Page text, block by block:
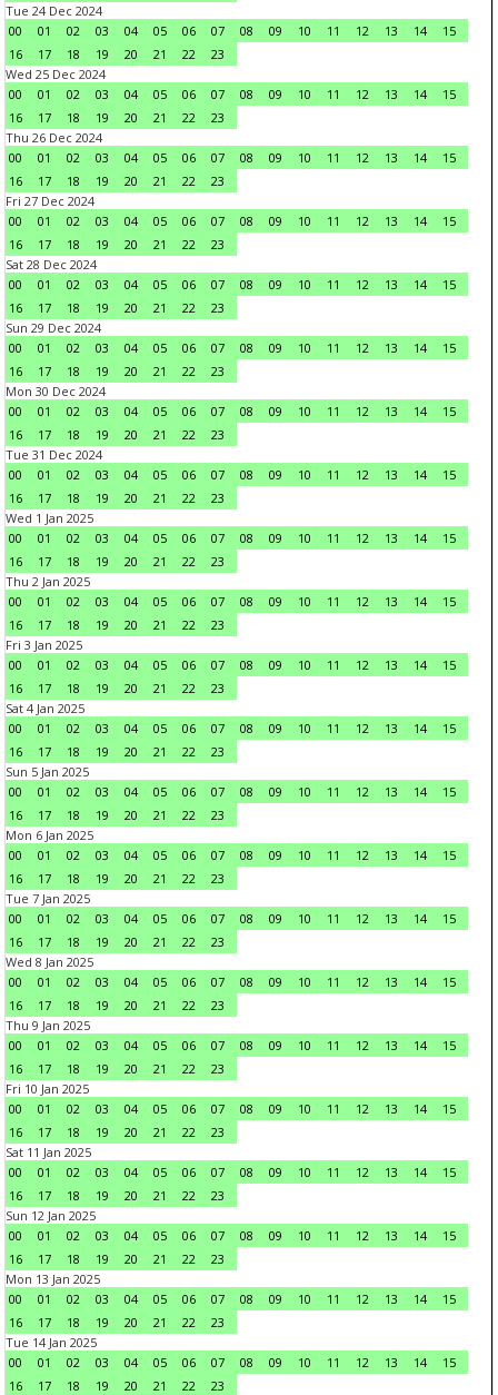
Tue 24 Dec 2024
00
01 02 03 04 05 06 07 08 09 10 11 12 13 14
15
16
17 18 19 20 21 22
23
Wed 25 Dec 2024
00
01 02 03 04 05 06 07 08 09 10 11 12 13 14
15
16
17 18 19 20 21 22
23
Thu 26 Dec 2024
00
01 02 03 04 05 06 07 08 09 10 11 12 13 14
15
16
17 18 19 20 21 22
23
Fri 27 Dec 2024
00
01 02 03 04 05 06 07 08 09 10 11 12 13 14
15
16
17 18 19 20 21 22
23
Sat 28 Dec 2024
00
01 02 03 04 05 06 07 08 09 10 11 12 13 14
15
16
17 18 19 20 21 22
23
Sun 29 Dec 2024
00
01 02 03 04 05 06 07 08 09 10 11 12 13 14
15
16
17 18 19 20 21 22
23
Mon 30 Dec 2024
00
01 02 03 04 05 06 07 08 09 10 11 12 13 14
15
16
17 18 19 20 21 22
23
Tue 31 Dec 2024
00
01 02 03 04 05 06 07 08 09 10 11 12 13 14
15
16
17 18 19 20 21 22
23
Wed 1 Jan 2025
00
01 02 03 04 05 06 07 08 09 10 11 12 13 14
15
16
17 18 19 20 21 22
23
Thu 2 Jan 2025
00
01 02 03 04 05 06 07 08 09 10 11 12 13 14
15
16
17 18 19 20 21 22
23
Fri 3 Jan 2025
00
01 02 03 04 05 06 07 08 09 10 11 12 13 14
15
16
17 18 19 20 21 22
23
Sat 4 Jan 2025
00
01 02 03 04 05 06 07 08 09 10 11 12 13 14
15
16
17 18 19 20 21 22
23
Sun 5 Jan 2025
00
01 02 03 04 05 06 07 08 09 10 11 12 13 14
15
16
17 18 19 20 21 22
23
Mon 6 Jan 2025
00
01 02 03 04 05 06 07 08 09 10 11 12 13 14
15
16
17 18 19 20 21 22
23
Tue 7 Jan 2025
00
01 02 03 04 05 06 07 08 09 10 11 12 13 14
15
16
17 18 19 20 21 22
23
Wed 8 Jan 2025
00
01 02 03 04 05 06 07 08 09 10 11 12 13 14
15
16
17 18 19 20 21 22
23
Thu 9 Jan 2025
00
01 02 03 04 05 06 07 08 09 10 11 12 13 14
15
16
17 18 19 20 21 22
23
Fri 10 Jan 2025
00
01 02 03 04 05 06 07 08 09 10 11 12 13 14
15
16
17 18 19 20 21 22
23
Sat 11 Jan 2025
00
01 02 03 04 05 06 07 08 09 10 11 12 13 14
15
16
17 18 19 20 21 22
23
Sun 12 Jan 2025
00
01 02 03 04 05 06 07 08 09 10 11 12 13 14
15
16
17 18 19 20 21 22
23
Mon 13 Jan 2025
00
01 02 03 04 05 06 07 08 09 10 11 12 13 14
15
16
17 18 19 20 21 22
23
Tue 14 Jan 2025
00
01 02 03 04 05 06 07 08 09 10 11 12 13 14
15
16
17 18 19 20 21 22
23